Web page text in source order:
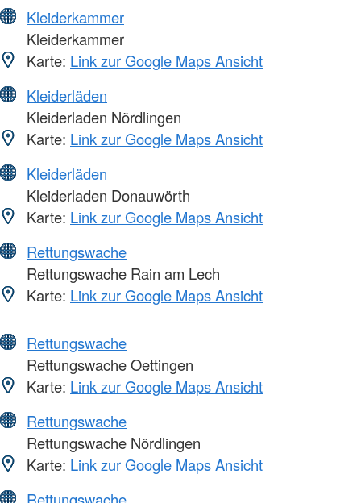
Kleiderkammer
Kleiderkammer
Karte: Link zur Google Maps Ansicht
Kleiderläden
Kleiderladen Nördlingen
Karte: Link zur Google Maps Ansicht
Kleiderläden
Kleiderladen Donauwörth
Karte: Link zur Google Maps Ansicht
Rettungswache
Rettungswache Rain am Lech
Karte: Link zur Google Maps Ansicht
Rettungswache
Rettungswache Oettingen
Karte: Link zur Google Maps Ansicht
Rettungswache
Rettungswache Nördlingen
Karte: Link zur Google Maps Ansicht